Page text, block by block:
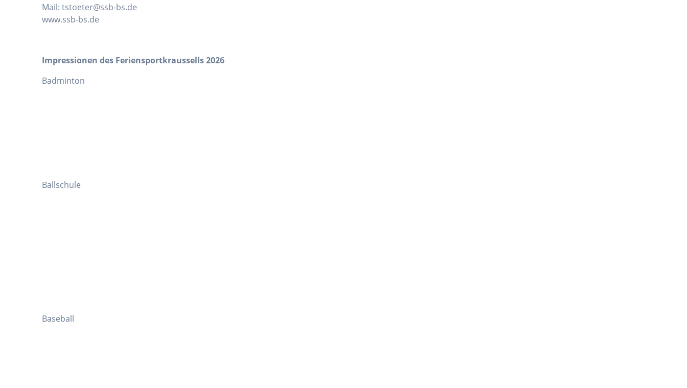
Mail: tstoeter@ssb-bs.de
www.ssb-bs.de
Impressionen des Feriensportkraussells 2026
Badminton
Ballschule
Baseball